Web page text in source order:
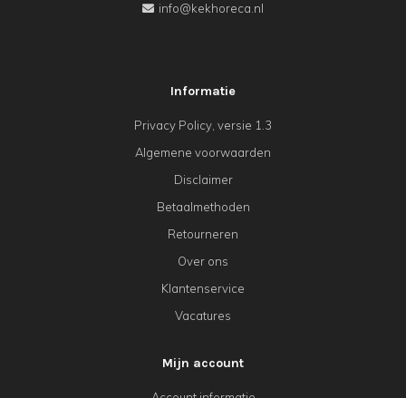
info@kekhoreca.nl
Informatie
Privacy Policy, versie 1.3
Algemene voorwaarden
Disclaimer
Betaalmethoden
Retourneren
Over ons
Klantenservice
Vacatures
Mijn account